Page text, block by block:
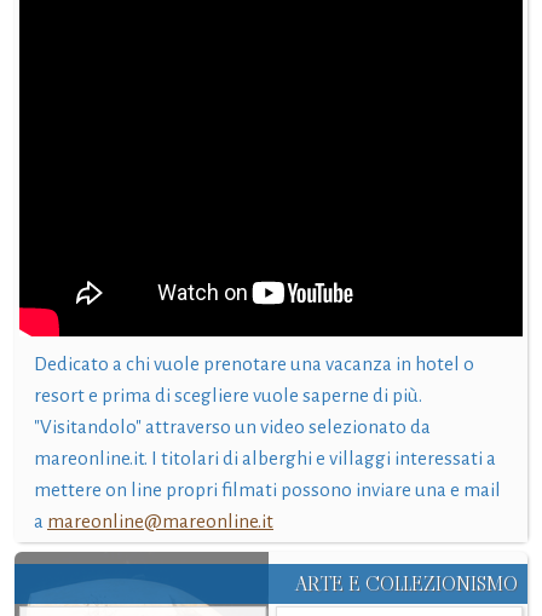
Dedicato a chi vuole prenotare una vacanza in hotel o
resort e prima di scegliere vuole saperne di più.
"Visitandolo" attraverso un video selezionato da
mareonline.it. I titolari di alberghi e villaggi interessati a
mettere on line propri filmati possono inviare una e mail
a mareonline@mareonline.it
ARTE E COLLEZIONISMO